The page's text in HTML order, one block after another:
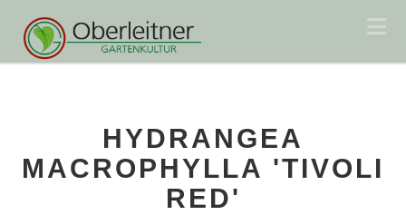
HYDRANGEA
MACROPHYLLA 'TIVOLI
RED'